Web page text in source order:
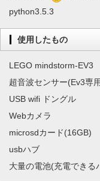
python3.5.3
使用したもの
LEGO mindstorm-EV3
超音波センサー(Ev3専
USB wifi ドングル
Webカメラ
microsdカード(16GB)
usbハブ
大量の電池(充電できる